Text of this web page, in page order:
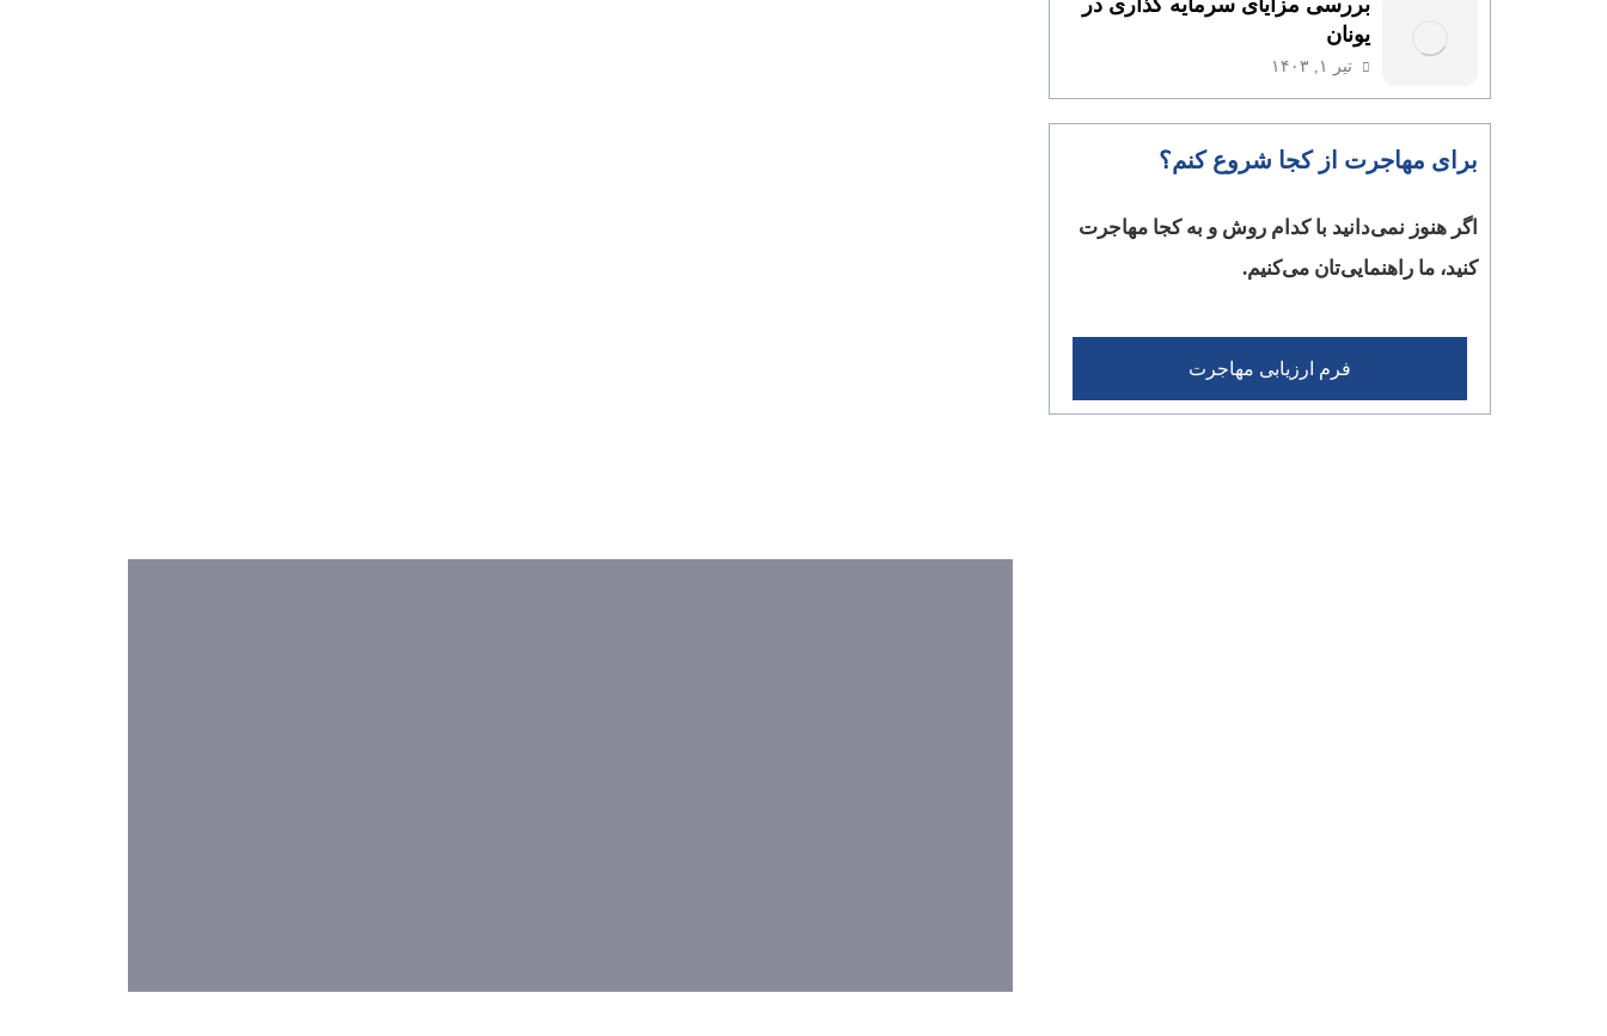
بررسی مزایای سرمایه گذاری در
یونان
تیر ۱, ۱۴۰۳
برای مهاجرت از کجا شروع کنم؟
اگر هنوز نمی‌دانید با کدام روش و به کجا مهاجرت
کنید، ما راهنمایی‌تان می‌کنیم.
فرم ارزیابی مهاجرت